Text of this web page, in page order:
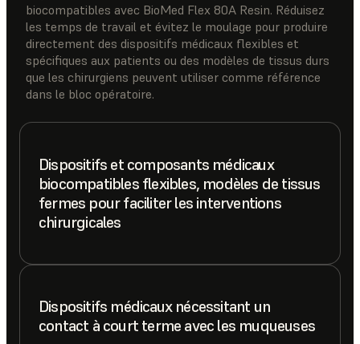
biocompatibles avec BioMed Flex 80A Resin. Réduisez
les temps de travail et évitez le moulage pour produire
directement des dispositifs médicaux flexibles et
spécifiques aux patients ou des modèles de tissus durs
que les chirurgiens peuvent utiliser comme référence
dans le bloc opératoire.
Dispositifs et composants médicaux
biocompatibles flexibles, modèles de tissus
fermes pour faciliter les interventions
chirurgicales
Dispositifs médicaux nécessitant un
contact à court terme avec les muqueuses